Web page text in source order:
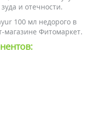
и отечности.
100 мл недорого в
Фитомаркет.